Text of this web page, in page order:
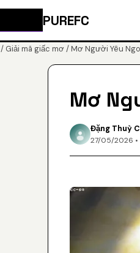
PUREFC
/ Giải mã giấc mơ / Mơ Người Yêu
Mơ
Đặng Thuỳ
27/05/2026 •